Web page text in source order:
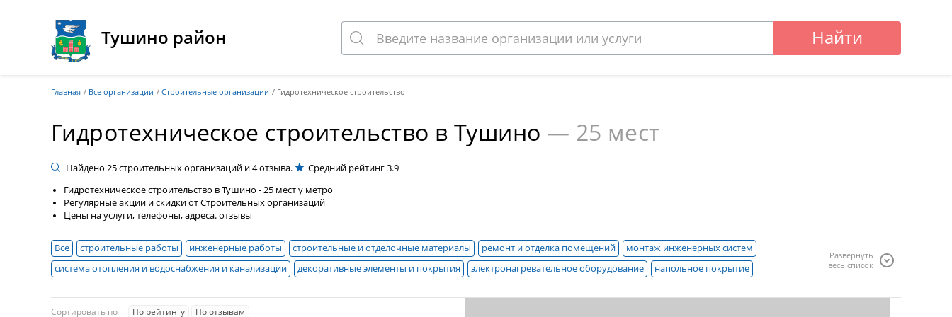
Тушино район Найти
Главная Все организации Строительные организации Гидротехническое строительство
Гидротехническое строительство в Тушино — 25 мест
Найдено 25 строительных организаций и 4отзыва. Средний рейтинг 3.9
Гидротехническое строительство в Тушино - 25 мест у метро
Регулярные акции и скидки от Строительных организаций
Цены на услуги, телефоны, адреса. отзывы
Все строительные работы инженерные работы строительные и отделочные материалы ремонт и отделка помещений
монтаж инженерных систем
система отопления и водоснабжения и канализации
декоративные элементы и покрытия электронагревательное оборудование
напольное покрытие
жилищное строительство
ремонт и укладка напольных покрытий
Развернуть
весь список
Сортировать по По рейтингу По отзывам